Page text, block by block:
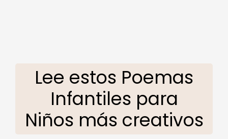
Lee estos Poemas
Infantiles para
Niños más creativos